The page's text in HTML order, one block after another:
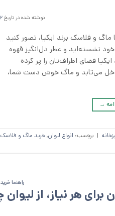
نوشته شده در تاریخ ۲۲
و فلاسک برند ایکیا، تصور کنید
نشسته‌اید و عطر دل‌انگیز قهوه
فضای اطراف‌تان را پر کرده
می‌تابد و ماگ خوش‌ دست شما،
→
| برچسب: انواع لیوان,خرید ماگ و فلاسک
راهنما
برای هر نیاز، از